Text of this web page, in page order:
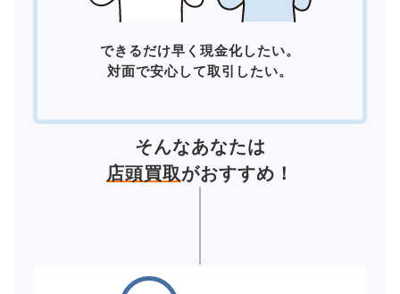
できるだけ早く現金化したい。
対面で安心して取引したい。
そんなあなたは
店頭買取がおすすめ！